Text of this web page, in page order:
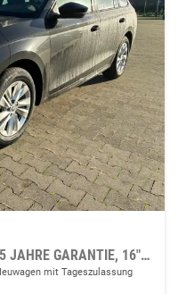
Selection 1.5 TSI ACT 115PS, 5 JAHRE GARANTIE, 16" ALUFELGEN, Climatronic, Parksensoren vo/hi, Rückfahrkamera, Virtual Cockpit 10", Sitzheizung, LED-Scheinwerfer, Radio 10" + Wireless Smartlink, Tempomat, Lederlenkrad, Dachreling
mit Tageszulassung